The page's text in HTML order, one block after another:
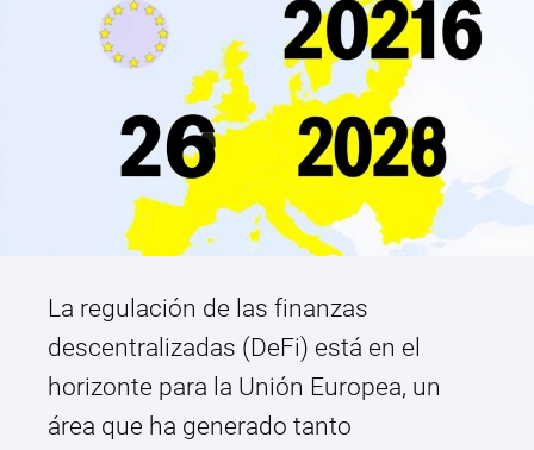
La regulación de las finanzas
descentralizadas (DeFi) está en el
horizonte para la Unión Europea, un
área que ha generado tanto